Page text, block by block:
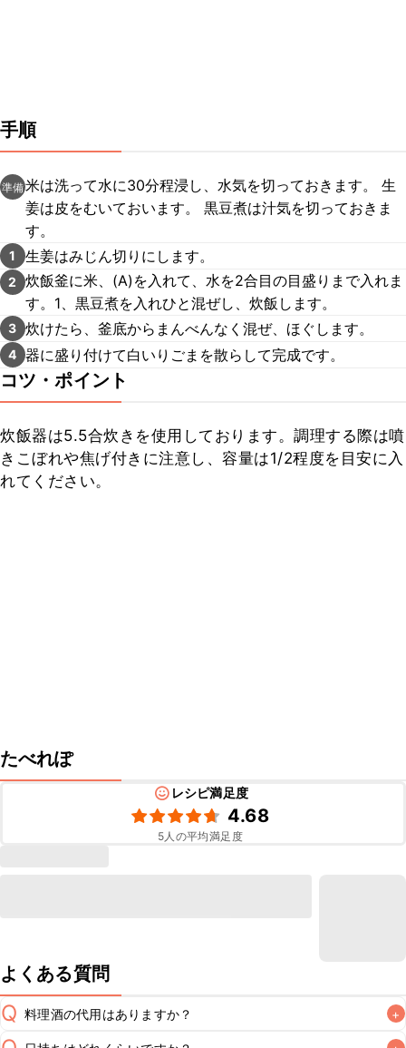
手順
準備米は洗って水に30分程浸し、水気を切っておきます。 生
姜は皮をむいておいます。 黒豆煮は汁気を切っておきま
す。
1 生姜はみじん切りにします。
2
炊飯釜に米、(A)を入れて、水を2合目の目盛りまで入れま
す。1、黒豆煮を入れひと混ぜし、炊飯します。
3 炊けたら、釜底からまんべんなく混ぜ、ほぐします。
4 器に盛り付けて白いりごまを散らして完成です。
コツ・ポイント
炊飯器は5.5合炊きを使用しております。調理する際は噴
きこぼれや焦げ付きに注意し、容量は1/2程度を目安に入
れてください。
たべれぽ
レシピ満足度
4.68
5人の平均満足度
よくある質問
Q 料理酒の代用はありますか？ +